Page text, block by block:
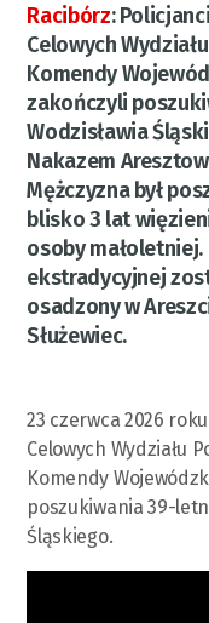
Racibórz:
Celowych
Komendy
zakończyli
Wodzisławia
Nakazem
Mężczyzna był
blisko 3 lat
osoby
ekstradycyjnej
osadzony w
Służewiec.
23 czerwca 2026
Celowych Wydziału
Komendy
poszukiwania 39-
Śląskiego.